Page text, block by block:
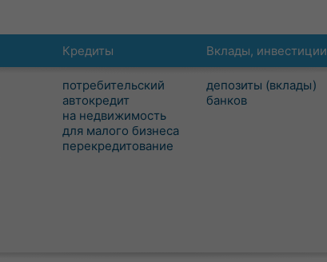
Кредиты
потребительский
автокредит
на недвижимость
для малого бизнеса
перекредитование
Вклады, инвестиции
депозиты (вклады)
банков